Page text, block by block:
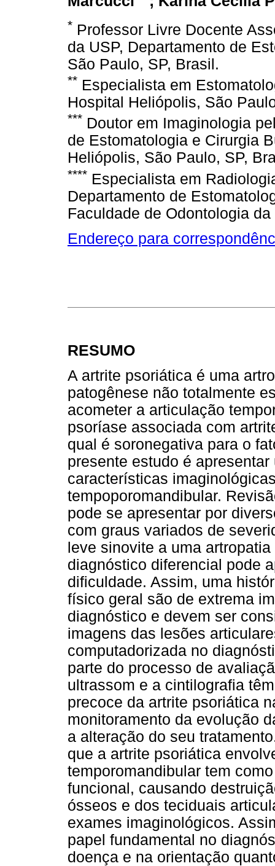
* Professor Livre Docente
da USP, Departamento de
São Paulo, SP, Brasil.
** Especialista em
Hospital Heliópolis, São
*** Doutor em Imaginologia
de Estomatologia e Cirurgia
Heliópolis, São Paulo, SP,
**** Especialista em
Departamento de
Faculdade de Odontologia
Endereço para
RESUMO
A artrite psoriática é uma
patogênese não totalmente
acometer a articulação
psoríase associada com
qual é soronegativa para o
presente estudo é
características
tempoporomandibular.
pode se apresentar por
com graus variados de
leve sinovite a uma
diagnóstico diferencial pode
dificuldade. Assim, uma
físico geral são de extrema
diagnóstico e devem ser
imagens das lesões
computadorizada no
parte do processo de
ultrassom e a cintilografia
precoce da artrite psoriática
monitoramento da evolução
a alteração do seu
que a artrite psoriática
temporomandibular tem
funcional, causando
ósseos e dos teciduais
exames imaginológicos.
papel fundamental no
doença e na orientação